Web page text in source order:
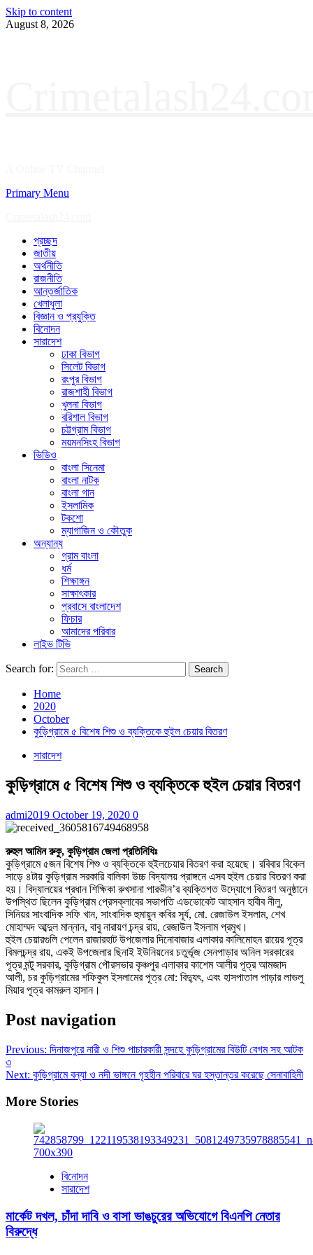
Skip to content
August 8, 2026
Primary Menu
প্রচ্ছদ
জাতীয়
অর্থনীতি
রাজনীতি
আন্তর্জাতিক
খেলাধুলা
বিজ্ঞান ও প্রযুক্তি
বিনোদন
সারাদেশ
ঢাকা বিভাগ
সিলেট বিভাগ
রংপুর বিভাগ
রাজশাহী বিভাগ
খুলনা বিভাগ
বরিশাল বিভাগ
চট্টগ্রাম বিভাগ
ময়মনসিংহ বিভাগ
ভিডিও
বাংলা সিনেমা
বাংলা নাটক
বাংলা গান
ইসলামিক
টকশো
ম্যাগাজিন ও কৌতুক
অন্যান্য
গ্রাম বাংলা
ধর্ম
শিক্ষাঙ্গন
সাক্ষাৎকার
প্রবাসে বাংলাদেশ
ফিচার
আমাদের পরিবার
লাইভ টিভি
Search for:
Home
2020
October
কুড়িগ্রামে ৫ বিশেষ শিশু ও ব্যক্তিকে হুইল চেয়ার বিতরণ
সারাদেশ
কুড়িগ্রামে ৫ বিশেষ শিশু ও ব্যক্তিকে হুইল চেয়ার বিতরণ
admi2019 October 19, 2020 0
রুহুল আমিন রুকু, কুড়িগ্রাম জেলা প্রতিনিধিঃ
কুড়িগ্রামে ৫জন বিশেষ শিশু ও ব্যক্তিকে হুইলচেয়ার বিতরণ করা হয়েছে। রবিবার বিকেল
সাড়ে ৪টায় কুড়িগ্রাম সরকারি বালিকা উচ্চ বিদ্যালয় প্রাঙ্গনে এসব হুইল চেয়ার বিতরণ করা
হয়। বিদ্যালয়ের প্রধান শিক্ষিকা রুখসানা পারভীন’র ব্যক্তিগত উদ্যোগে বিতরণ অনুষ্ঠানে
উপস্থিত ছিলেন কুড়িগ্রাম প্রেসক্লাবের সভাপতি এডভোকেট আহসান হাবীব নীলু,
সিনিয়র সাংবাদিক সফি খান, সাংবাদিক হুমায়ুন কবির সূর্য, মো. রেজাউল ইসলাম, শেখ
মোহাম্মদ আব্দুল মান্নান, বাবু নারায়ণ চন্দ্র রায়, রেজাউল ইসলাম প্রমুখ।
হুইল চেয়ারগুলি পেলেন রাজারহাট উপজেলার দিনোবাজার এলাকার কালিমোহন রায়ের পূত্র
বিমলচন্দ্র রায়, একই উপজেলার ছিনাই ইউনিয়নের চতুর্ভূজ সেনপাড়ার অনিল সরকারের
পূত্র মন্টু সরকার, কুড়িগ্রাম পৌরসভার কৃঞ্চপুর এলাকার কাশেম আলীর পূত্র আমজাদ
আলী, চর কুড়িগ্রামের শফিকুল ইসলামের পূত্র মো: বিদ্যুৎ, এবং হাসপাতাল পাড়ার লাভলু
মিয়ার পূত্র কামরুল হাসান।
Post navigation
Previous: দিনাজপুরে নারী ও শিশু পাচারকারী সন্দহে কুড়িগ্রামের বিউটি বেগম সহ আটক
৩
Next: কুড়িগ্রামে বন্যা ও নদী ভাঙ্গনে গৃহহীন পরিবারে ঘর হস্তান্তর করেছে সেনাবাহিনী
More Stories
বিনোদন
সারাদেশ
মার্কেট দখল, চাঁদা দাবি ও বাসা ভাঙচুরের অভিযোগে বিএনপি নেতার
বিরুদ্ধে